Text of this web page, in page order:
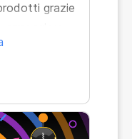
grazie
il mining